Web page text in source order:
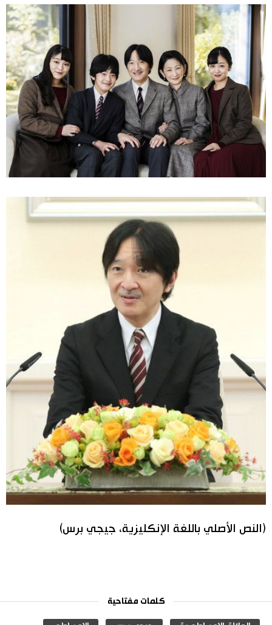
إعلان
(النص الأصلي باللغة الإنكليزية، جيجي برس)
كلمات مفتاحية